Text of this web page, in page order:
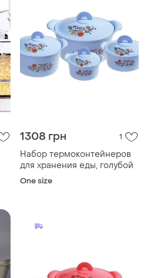
1308 грн 1
Набор термоконтейнеров
для хранения еды, голубой
One size